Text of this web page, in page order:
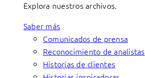
Explora nuestros archivos.
Saber más
Comunicados de prensa
Reconocimiento de analistas
Historias de clientes